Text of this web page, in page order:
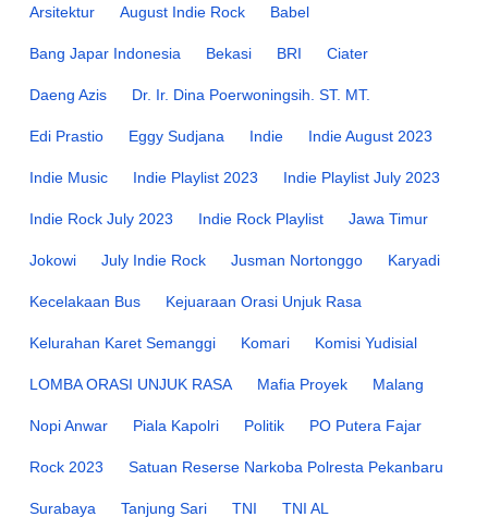
Arsitektur August Indie Rock Babel
Bang Japar Indonesia Bekasi BRI Ciater
Daeng Azis Dr. Ir. Dina Poerwoningsih. ST. MT.
Edi Prastio Eggy Sudjana Indie Indie August 2023
Indie Music Indie Playlist 2023 Indie Playlist July 2023
Indie Rock July 2023 Indie Rock Playlist Jawa Timur
Jokowi July Indie Rock Jusman Nortonggo Karyadi
Kecelakaan Bus Kejuaraan Orasi Unjuk Rasa
Kelurahan Karet Semanggi Komari Komisi Yudisial
LOMBA ORASI UNJUK RASA Mafia Proyek Malang
Nopi Anwar Piala Kapolri Politik PO Putera Fajar
Rock 2023 Satuan Reserse Narkoba Polresta Pekanbaru
Surabaya Tanjung Sari TNI TNI AL